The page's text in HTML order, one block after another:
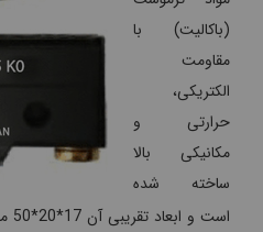
(باکالیت) با
مقاومت
الکتریکی،
حرارتی و
مکانیکی بالا
ساخته شده
است و ابعاد تقریبی آن 17*20*50 میلیمتر می باشد.